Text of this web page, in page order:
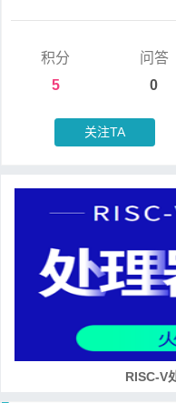
积分
5
问答
0
关注TA
RISC-V